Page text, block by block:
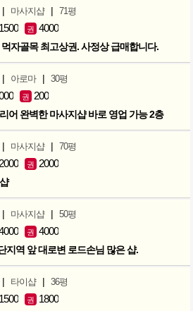
| 마사지샵 | 71평
1500 권 4000
자골목 최고상권. 사정상 급매합니다.
| 아로마 | 30평
권 200
어 완벽한 마사지샵 바로 영업 가능 2층
| 마사지샵 | 70평
2000 권 2000
| 마사지샵 | 50평
권 4000
지역 앞 대로변 로드손님 많은 샵.
| 타이샵 | 36평
1500 권 1800